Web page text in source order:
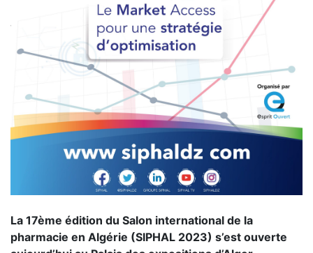
La 17ème édition du Salon international de la
pharmacie en Algérie (SIPHAL 2023) s’est ouverte